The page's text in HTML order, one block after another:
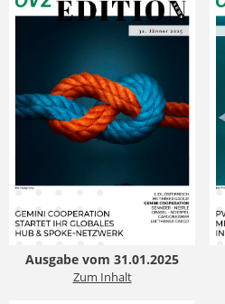
Ausgabe vom 31.01.2025
Zum Inhalt